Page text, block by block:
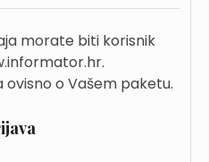
morate biti korisnik
o Vašem paketu.